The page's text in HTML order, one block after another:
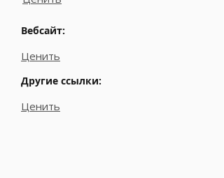
Вебсайт:
Ценить
Другие ссылки:
Ценить